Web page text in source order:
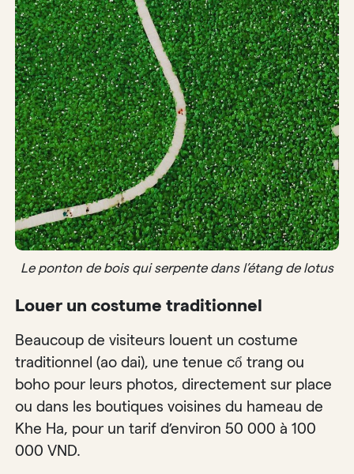
Le ponton de bois qui serpente dans l’étang de lotus
Louer un costume traditionnel
Beaucoup de visiteurs louent un costume
traditionnel (ao dai), une tenue cổ trang ou
boho pour leurs photos, directement sur place
ou dans les boutiques voisines du hameau de
Khe Ha, pour un tarif d’environ 50 000 à 100
000 VND.